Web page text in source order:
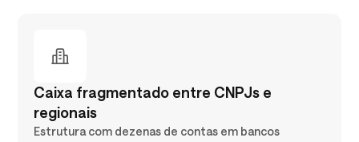
Caixa fragmentado entre CNPJs e
regionais
Estrutura com dezenas de contas em bancos